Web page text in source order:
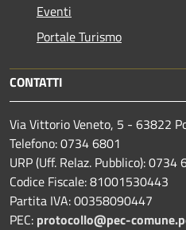
Eventi
Portale Turismo
CONTATTI
Via Vittorio Veneto, 5 - 63822
Telefono: 0734 6801
URP (Uff. Relaz. Pubblico): 0734
Codice Fiscale: 81001530443
Partita IVA: 00358090447
PEC: protocollo@pec-